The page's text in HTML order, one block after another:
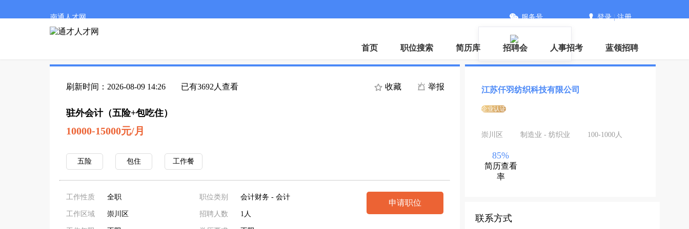
南通人才网
微信
服务号 登录|注册
首页 职位搜索 简历库 招聘会 人事招考 蓝领招聘
刷新时间：2026-08-09 14:26 已有3692人查看 收藏 举报
驻外会计（五险+包吃住）
10000-15000元/月
五险 包住 工作餐
工作性质 全职
工作区域 崇川区
职位类别 会计财务 - 会计
招聘人数 1人
申请职位
江苏仟羽纺织科技有限公司
企业认证
崇川区 制造业 - 纺织业 100-1000人
85%
简历查看
率
联系方式